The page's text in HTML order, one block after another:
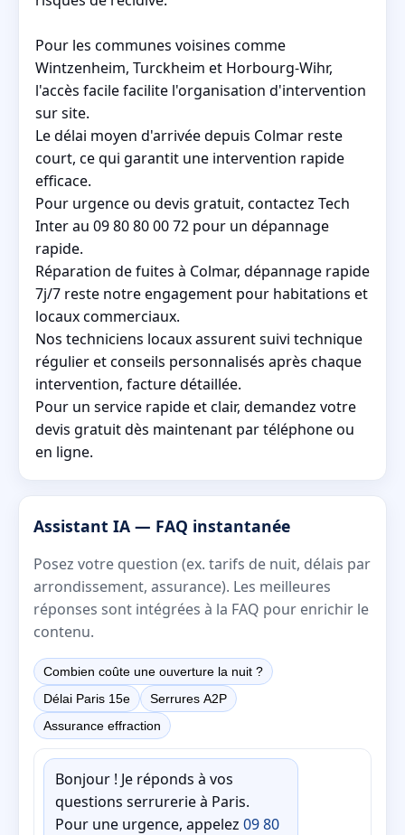
Pour les communes voisines comme
Wintzenheim, Turckheim et Horbourg-Wihr,
l'accès facile facilite l'organisation d'intervention
sur site.
Le délai moyen d'arrivée depuis Colmar reste
court, ce qui garantit une intervention rapide
efficace.
Pour urgence ou devis gratuit, contactez Tech
Inter au 09 80 80 00 72 pour un dépannage
rapide.
Réparation de fuites à Colmar, dépannage rapide
7j/7 reste notre engagement pour habitations et
locaux commerciaux.
Nos techniciens locaux assurent suivi technique
régulier et conseils personnalisés après chaque
intervention, facture détaillée.
Pour un service rapide et clair, demandez votre
devis gratuit dès maintenant par téléphone ou
en ligne.
Assistant IA — FAQ instantanée
Posez votre question (ex. tarifs de nuit, délais par
arrondissement, assurance). Les meilleures
réponses sont intégrées à la FAQ pour enrichir le
contenu.
Combien coûte une ouverture la nuit ?
Délai Paris 15e
Serrures A2P
Assurance effraction
Bonjour ! Je réponds à vos
questions serrurerie à Paris.
Pour une urgence, appelez 09 80